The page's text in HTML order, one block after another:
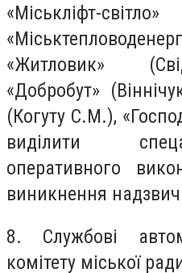
«Міськліфт-
«Житловик»
«Добробут»
(Когуту С.М.),
виділити
оперативного
виникнення
8. Службові
комітету міської